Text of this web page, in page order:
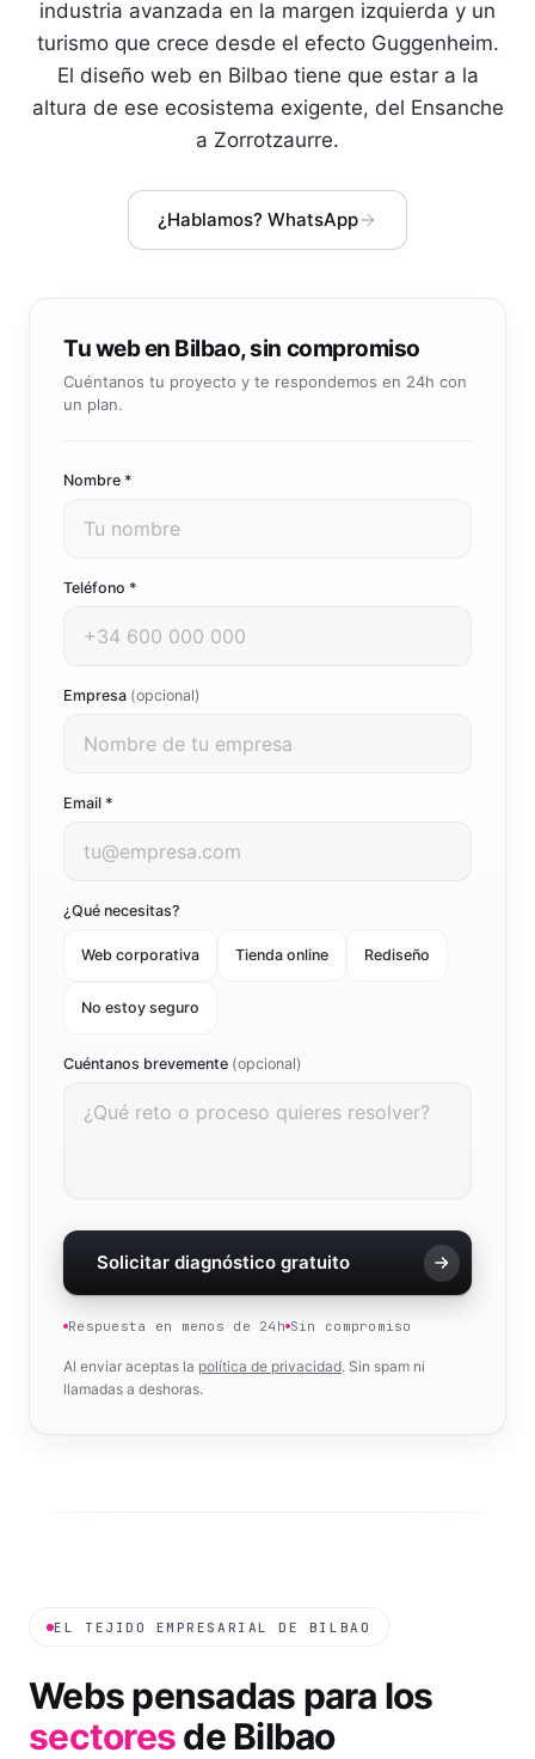
Integración IA
IA integrada en tus sistemas y productos
Atención al cliente 24/7
Resuelve consultas y tickets con IA
industria avanzada en la margen izquierda y un
turismo que crece desde el efecto Guggenheim.
El diseño web en Bilbao tiene que estar a la
altura de ese ecosistema exigente, del Ensanche
a Zorrotzaurre.
¿Hablamos? WhatsApp
Tu web en Bilbao, sin compromiso
Cuéntanos tu proyecto y te respondemos en 24h con
un plan.
Nombre *
Teléfono *
Empresa (opcional)
Email *
¿Qué necesitas?
Web corporativa Tienda online Rediseño
No estoy seguro
Cuéntanos brevemente (opcional)
Solicitar diagnóstico gratuito
Respuesta en menos de 24h Sin compromiso
Al enviar aceptas la política de privacidad. Sin spam ni
llamadas a deshoras.
EL TEJIDO EMPRESARIAL DE BILBAO
Webs pensadas para los
sectoresdeBilbao